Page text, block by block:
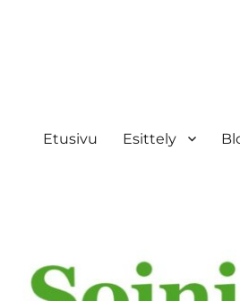
Etusivu Esittely